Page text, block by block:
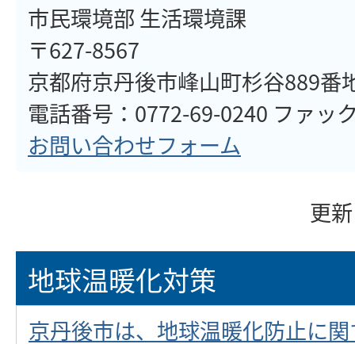
市民環境部 生活環境課
〒627-8567
京都府京丹後市峰山町杉谷889番
電話番号：0772-69-0240 ファッ
お問い合わせフォーム
更
地球温暖化対策
京丹後市は、地球温暖化防止に